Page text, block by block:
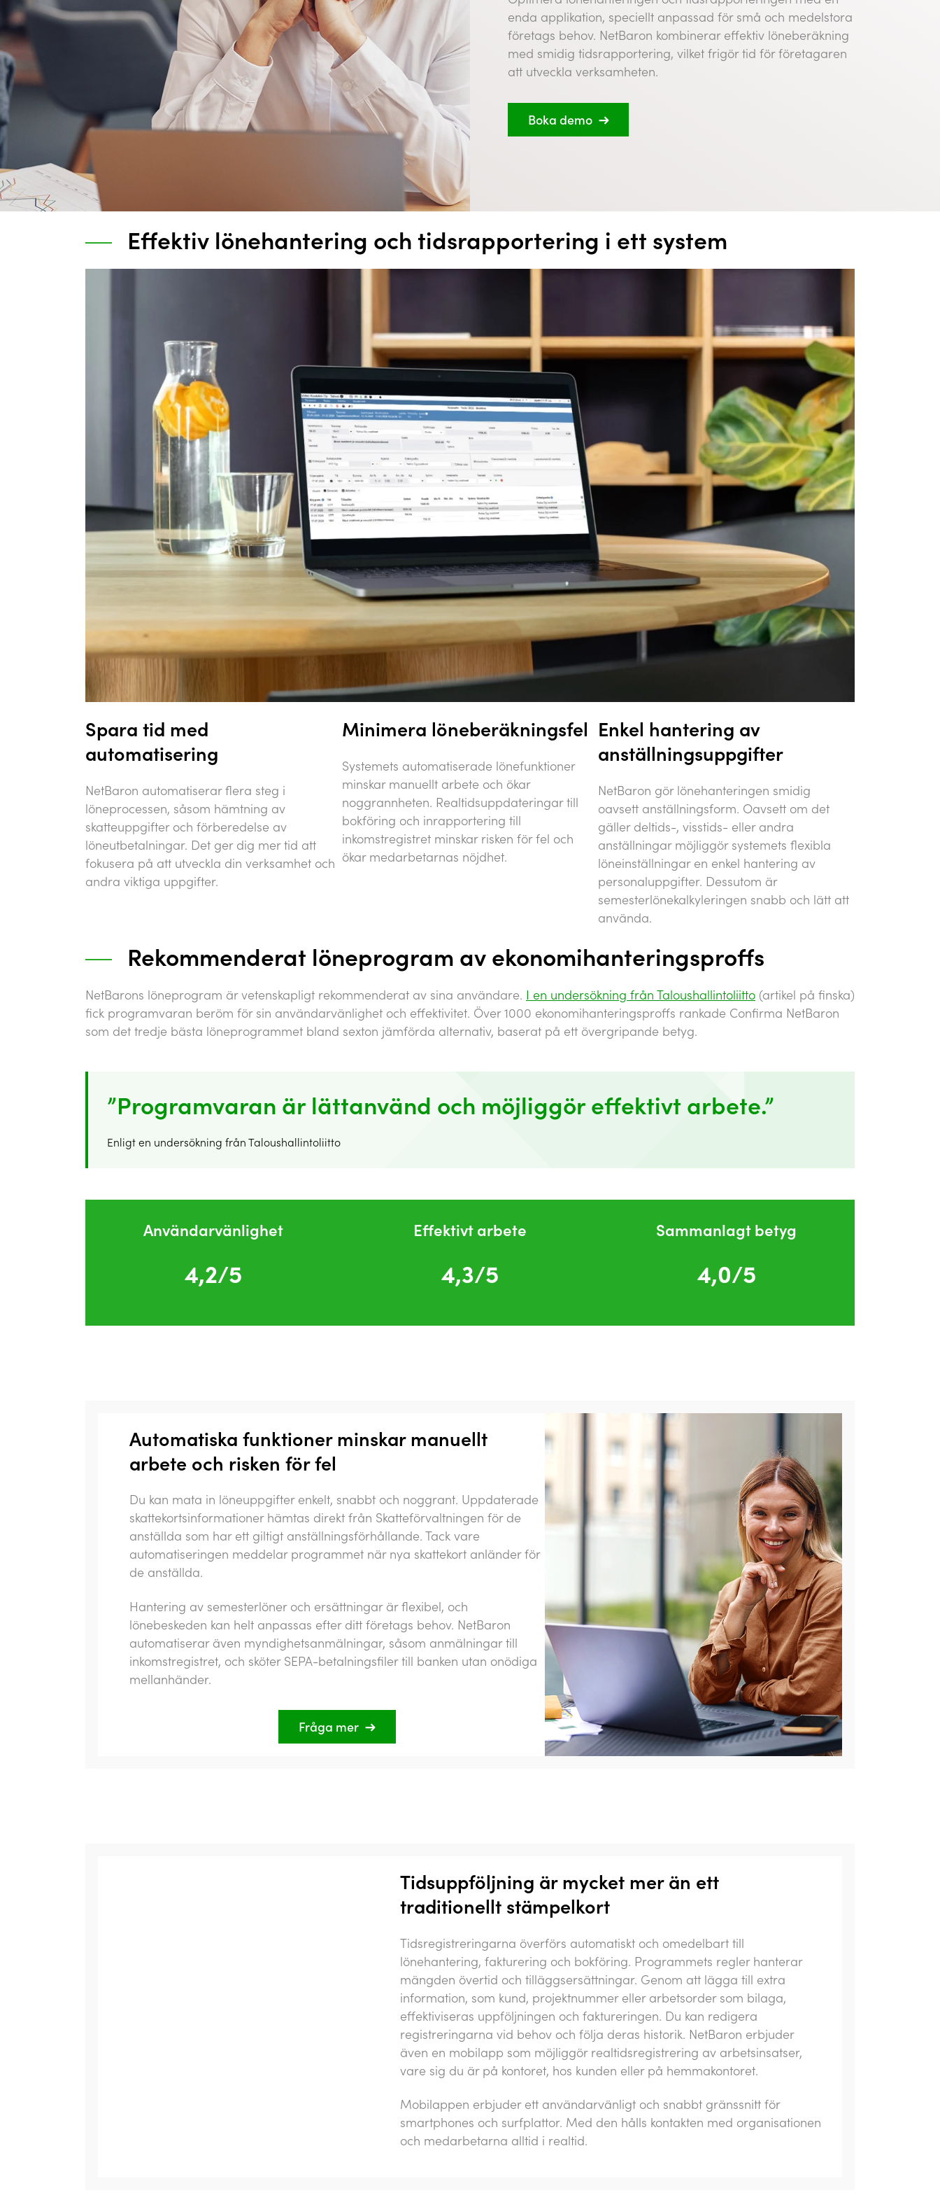
enda applikation, speciellt anpassad för små och medelstora
företags behov. NetBaron kombinerar effektiv löneberäkning
med smidig tidsrapportering, vilket frigör tid för företagaren
att utveckla verksamheten.
Boka demo
Effektiv lönehantering och tidsrapportering i ett system
Spara tid med
automatisering
NetBaron automatiserar flera steg i
löneprocessen, såsom hämtning av
skatteuppgifter och förberedelse av
löneutbetalningar. Det ger dig mer tid att
fokusera på att utveckla din verksamhet och
andra viktiga uppgifter.
Minimera löneberäkningsfel
Systemets automatiserade lönefunktioner
minskar manuellt arbete och ökar
noggrannheten. Realtidsuppdateringar till
bokföring och inrapportering till
inkomstregistret minskar risken för fel och
ökar medarbetarnas nöjdhet.
Enkel hantering av
anställningsuppgifter
NetBaron gör lönehanteringen smidig
oavsett anställningsform. Oavsett om det
gäller deltids-, visstids- eller andra
anställningar möjliggör systemets flexibla
löneinställningar en enkel hantering av
personaluppgifter. Dessutom är
semesterlönekalkyleringen snabb och lätt att
använda.
Rekommenderat löneprogram av ekonomihanteringsproffs
NetBarons löneprogram är vetenskapligt rekommenderat av sina användare. I en undersökning från Taloushallintoliitto (artikel på finska)
fick programvaran beröm för sin användarvänlighet och effektivitet. Över 1000 ekonomihanteringsproffs rankade Confirma NetBaron
som det tredje bästa löneprogrammet bland sexton jämförda alternativ, baserat på ett övergripande betyg.
”Programvaran är lättanvänd och möjliggör effektivt arbete.”
Enligt en undersökning från Taloushallintoliitto
Användarvänlighet
4,2/5
Effektivt arbete
4,3/5
Sammanlagt betyg
4,0/5
Automatiska funktioner minskar manuellt
arbete och risken för fel
Du kan mata in löneuppgifter enkelt, snabbt och noggrant. Uppdaterade
skattekortsinformationer hämtas direkt från Skatteförvaltningen för de
anställda som har ett giltigt anställningsförhållande. Tack vare
automatiseringen meddelar programmet när nya skattekort anländer för
de anställda.
Hantering av semesterlöner och ersättningar är flexibel, och
lönebeskeden kan helt anpassas efter ditt företags behov. NetBaron
automatiserar även myndighetsanmälningar, såsom anmälningar till
inkomstregistret, och sköter SEPA-betalningsfiler till banken utan onödiga
mellanhänder.
Fråga mer
Tidsuppföljning är mycket mer än ett
traditionellt stämpelkort
Tidsregistreringarna överförs automatiskt och omedelbart till
lönehantering, fakturering och bokföring. Programmets regler hanterar
mängden övertid och tilläggsersättningar. Genom att lägga till extra
information, som kund, projektnummer eller arbetsorder som bilaga,
effektiviseras uppföljningen och faktureringen. Du kan redigera
registreringarna vid behov och följa deras historik. NetBaron erbjuder
även en mobilapp som möjliggör realtidsregistrering av arbetsinsatser,
vare sig du är på kontoret, hos kunden eller på hemmakontoret.
Mobilappen erbjuder ett användarvänligt och snabbt gränssnitt för
smartphones och surfplattor. Med den hålls kontakten med organisationen
och medarbetarna alltid i realtid.